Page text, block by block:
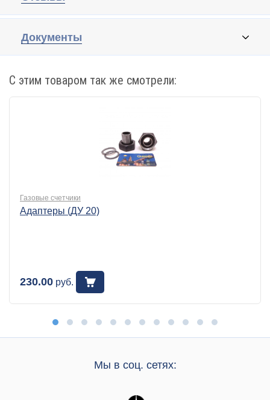
Документы
С этим товаром так же смотрели:
Газовые счетчики
Адаптеры (ДУ 20)
230.00 руб.
Мы в соц. сетях: